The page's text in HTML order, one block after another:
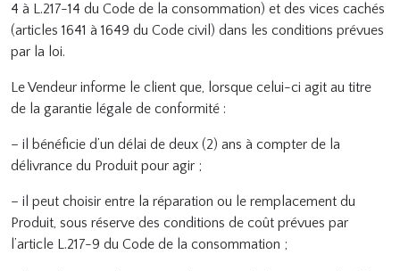
4 à L.217-14 du Code de la consommation) et des vices cachés
(articles 1641 à 1649 du Code civil) dans les conditions prévues
par la loi.
Le Vendeur informe le client que, lorsque celui-ci agit au titre
de la garantie légale de conformité :
– il bénéficie d’un délai de deux (2) ans à compter de la
délivrance du Produit pour agir ;
– il peut choisir entre la réparation ou le remplacement du
Produit, sous réserve des conditions de coût prévues par
l’article L.217-9 du Code de la consommation ;